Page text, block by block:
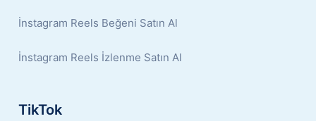
İnstagram Reels Beğeni Satın Al
İnstagram Reels İzlenme Satın Al
TikTok